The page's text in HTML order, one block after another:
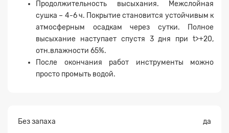
Продолжительность высыхания. Межслойная
сушка – 4-6 ч. Покрытие становится устойчивым к
атмосферным осадкам через сутки. Полное
высыхание наступает спустя 3 дня при t>+20,
отн.влажности 65%.
После окончания работ инструменты можно
просто промыть водой.
Без запаха да
Заявка на расчет